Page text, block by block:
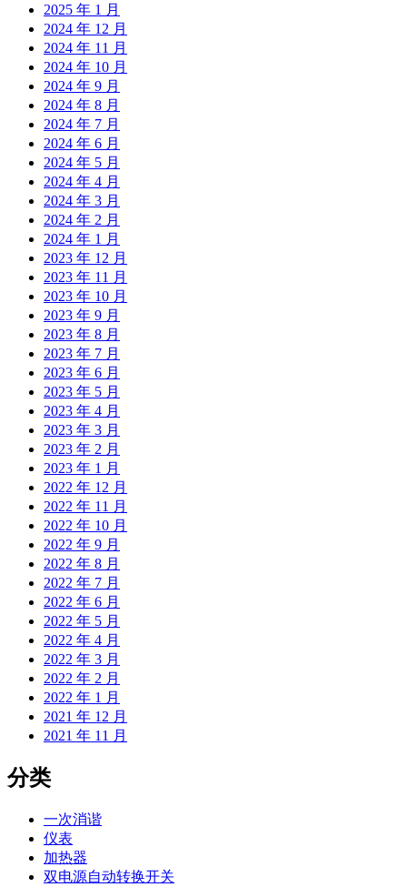
2025 年 1 月
2024 年 12 月
2024 年 11 月
2024 年 10 月
2024 年 9 月
2024 年 8 月
2024 年 7 月
2024 年 6 月
2024 年 5 月
2024 年 4 月
2024 年 3 月
2024 年 2 月
2024 年 1 月
2023 年 12 月
2023 年 11 月
2023 年 10 月
2023 年 9 月
2023 年 8 月
2023 年 7 月
2023 年 6 月
2023 年 5 月
2023 年 4 月
2023 年 3 月
2023 年 2 月
2023 年 1 月
2022 年 12 月
2022 年 11 月
2022 年 10 月
2022 年 9 月
2022 年 8 月
2022 年 7 月
2022 年 6 月
2022 年 5 月
2022 年 4 月
2022 年 3 月
2022 年 2 月
2022 年 1 月
2021 年 12 月
2021 年 11 月
分类
一次消谐
仪表
加热器
双电源自动转换开关